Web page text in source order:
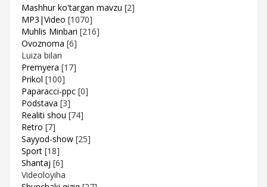
Mashhur ko'targan mavzu [2]
MP3|Video [1070]
Muhlis Minbari [216]
Ovoznoma [6]
Luiza bilan
Premyera [17]
Prikol [100]
Paparacci-ppc [0]
Podstava [3]
Realiti shou [74]
Retro [7]
Sayyod-show [25]
Sport [18]
Shantaj [6]
Videoloyiha